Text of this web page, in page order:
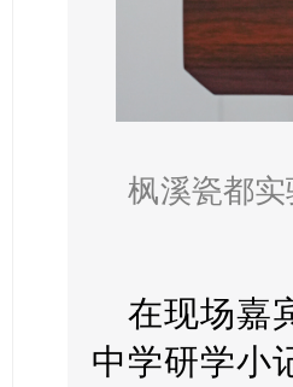
枫溪瓷都
在现场嘉
中学研学小